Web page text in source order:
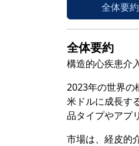
全体要約
全体要約
構造的心疾患介
2023年の世界の
米ドルに成長す
品タイプやアプ
市場は、経皮的